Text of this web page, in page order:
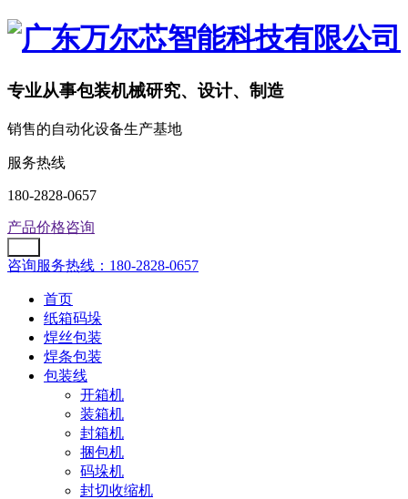
专业从事包装机械研究、设计、制造
销售的自动化设备生产基地
服务热线
180-2828-0657
产品价格咨询
咨询服务热线：180-2828-0657
首页
纸箱码垛
焊丝包装
焊条包装
包装线
开箱机
装箱机
封箱机
捆包机
码垛机
封切收缩机